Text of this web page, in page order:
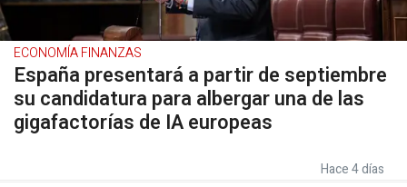
ECONOMÍA FINANZAS
España presentará a partir de septiembre
su candidatura para albergar una de las
gigafactorías de IA europeas
Hace 4 días